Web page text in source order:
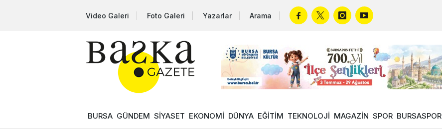
Video Galeri Foto Galeri Yazarlar Arama
BURSA GÜNDEM SİYASET EKONOMİ DÜNYA EĞİTİM TEKNOLOJİ MAGAZİN SPOR BURSASPOR